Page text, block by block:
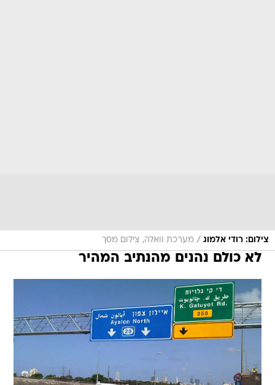
צילום: רודי אלמוג / מערכת וואלה, צילום מסך
לא כולם נהנים מהנתיב המהיר